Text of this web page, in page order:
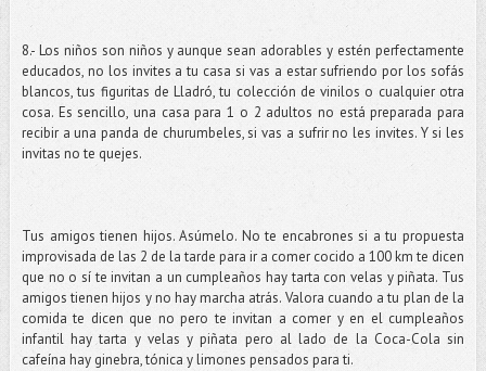
8.- Los niños son niños y aunque sean adorables y estén perfectamente
educados, no los invites a tu casa si vas a estar sufriendo por los sofás
blancos, tus figuritas de Lladró, tu colección de vinilos o cualquier otra
cosa. Es sencillo, una casa para 1 o 2 adultos no está preparada para
recibir a una panda de churumbeles, si vas a sufrir no les invites. Y si les
invitas no te quejes.
Tus amigos tienen hijos. Asúmelo. No te encabrones si a tu propuesta
improvisada de las 2 de la tarde para ir a comer cocido a 100 km te dicen
que no o sí te invitan a un cumpleaños hay tarta con velas y piñata. Tus
amigos tienen hijos y no hay marcha atrás. Valora cuando a tu plan de la
comida te dicen que no pero te invitan a comer y en el cumpleaños
infantil hay tarta y velas y piñata pero al lado de la Coca-Cola sin
cafeína hay ginebra, tónica y limones pensados para ti.